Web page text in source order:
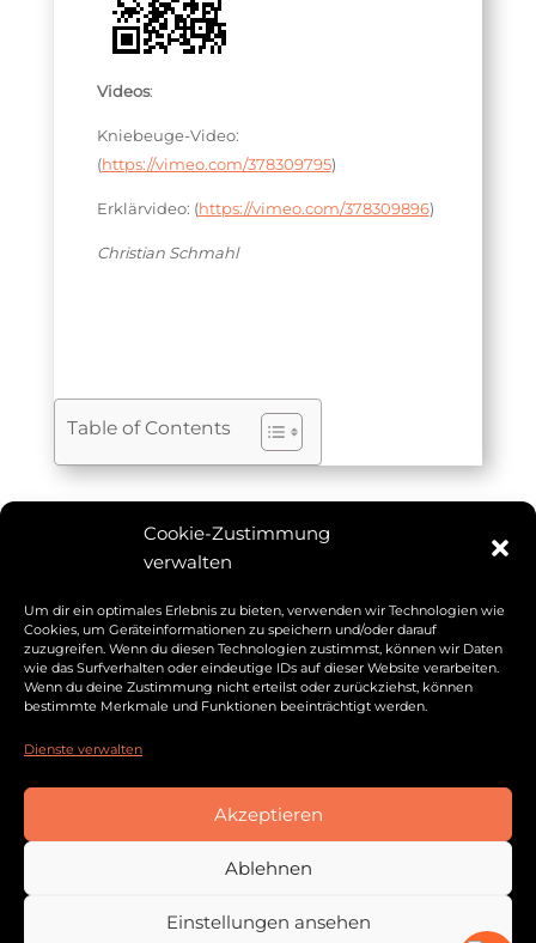
Cookie-Zustimmung
verwalten
Um dir ein optimales Erlebnis zu bieten, verwenden wir Technologien wie
Cookies, um Geräteinformationen zu speichern und/oder darauf
zuzugreifen. Wenn du diesen Technologien zustimmst, können wir Daten
wie das Surfverhalten oder eindeutige IDs auf dieser Website verarbeiten.
Wenn du deine Zustimmung nicht erteilst oder zurückziehst, können
bestimmte Merkmale und Funktionen beeinträchtigt werden.
Dienste verwalten
Akzeptieren
Ablehnen
Einstellungen ansehen
Videos:
Kniebeuge-Video:
(https://vimeo.com/378309795)
Erklärvideo: (https://vimeo.com/378309896)
Christian Schmahl
Table of Contents
Weitere Beiträge